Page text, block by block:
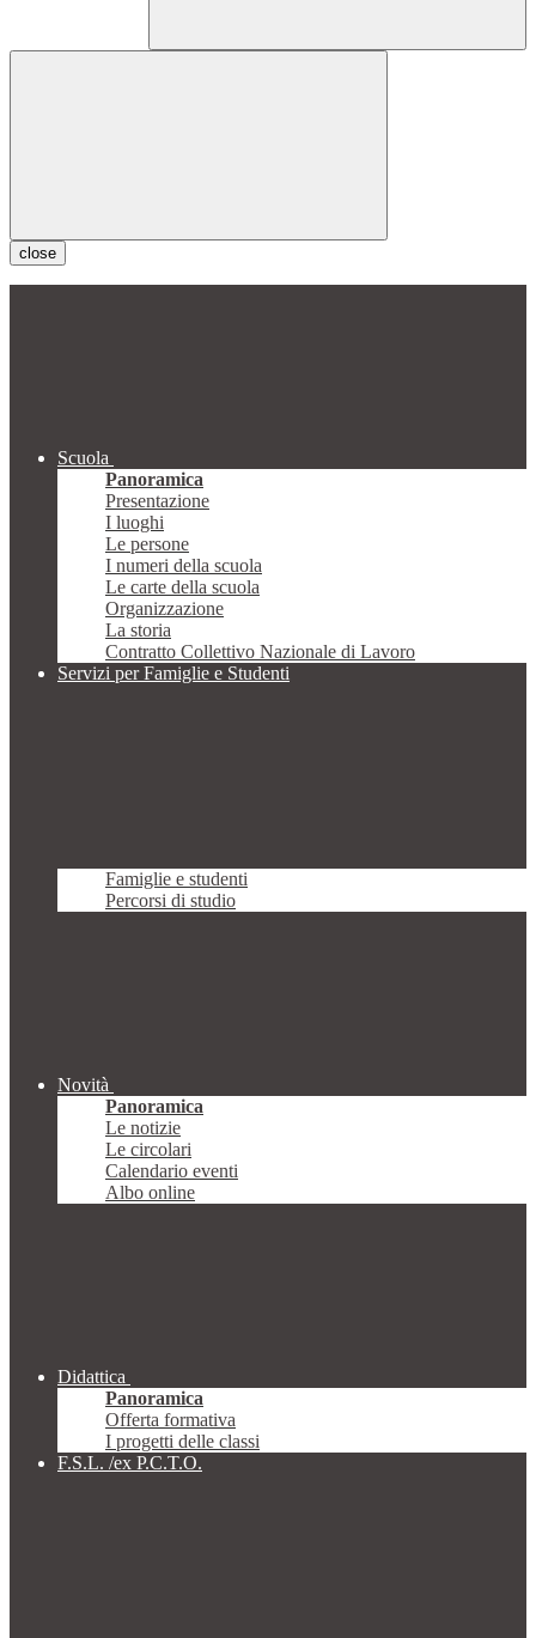
close
Scuola
Panoramica
Presentazione
I luoghi
Le persone
I numeri della scuola
Le carte della scuola
Organizzazione
La storia
Contratto Collettivo Nazionale di Lavoro
Servizi per Famiglie e Studenti
Famiglie e studenti
Percorsi di studio
Novità
Panoramica
Le notizie
Le circolari
Calendario eventi
Albo online
Didattica
Panoramica
Offerta formativa
I progetti delle classi
F.S.L. /ex P.C.T.O.